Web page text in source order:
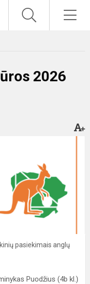
2026
pasiekimais anglų
Puodžius (4b kl.)